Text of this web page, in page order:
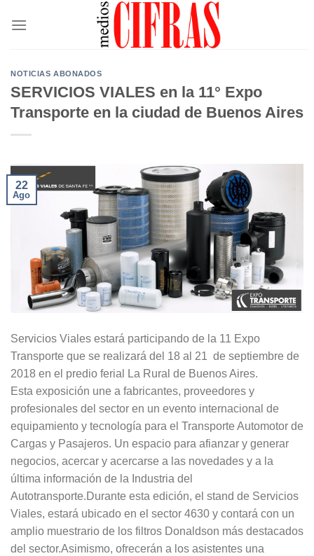
NOTICIAS ABONADOS
SERVICIOS VIALES en la 11° Expo
Transporte en la ciudad de Buenos Aires
22
Ago
Servicios Viales estará participando de la 11 Expo
Transporte que se realizará del 18 al 21 de septiembre de
2018 en el predio ferial La Rural de Buenos Aires.
Esta exposición une a fabricantes, proveedores y
profesionales del sector en un evento internacional de
equipamiento y tecnología para el Transporte Automotor de
Cargas y Pasajeros. Un espacio para afianzar y generar
negocios, acercar y acercarse a las novedades y a la
última información de la Industria del
Autotransporte.Durante esta edición, el stand de Servicios
Viales, estará ubicado en el sector 4630 y contará con un
amplio muestrario de los filtros Donaldson más destacados
del sector.Asimismo, ofrecerán a los asistentes una